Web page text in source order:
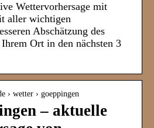
Wettervorhersage mit
aller wichtigen
Abschätzung des
Ihrem Ort in den nächsten 3
› wetter › goeppingen
– aktuelle